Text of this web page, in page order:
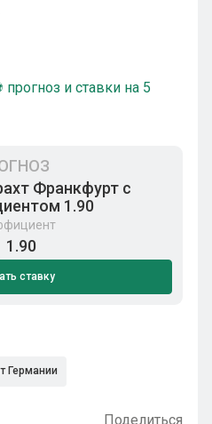
и ставки на 5
Франкфурт с
1.90
1.90
ставку
Германии
Поделиться